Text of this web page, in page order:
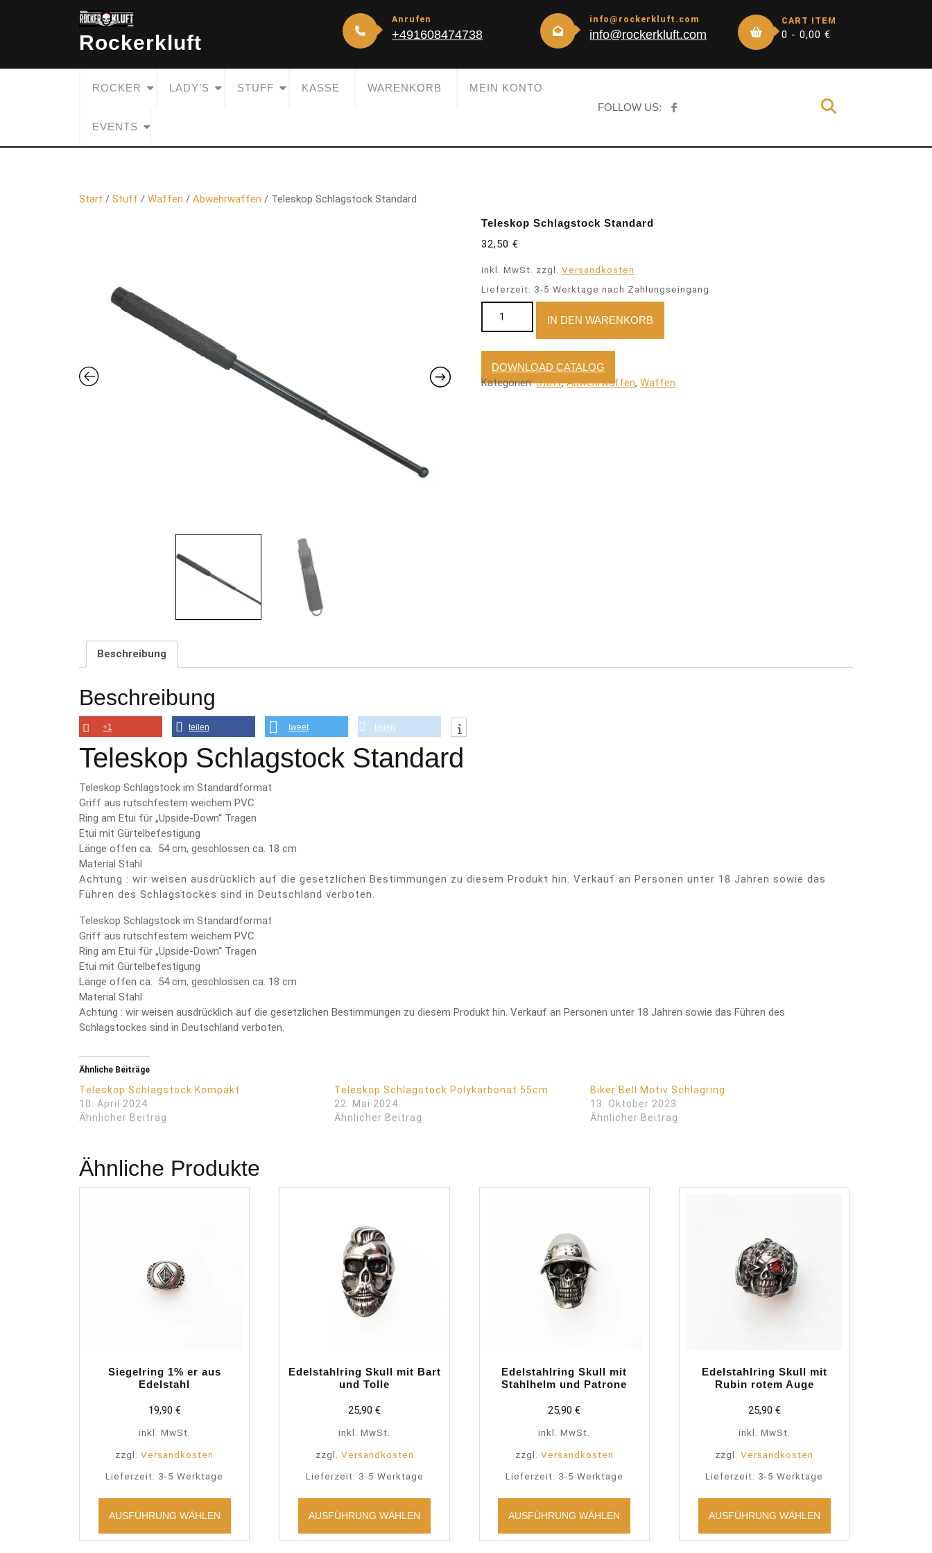
Rockerkluft
Anrufen
+491608474738
info@rockerkluft.com
info@rockerkluft.com
CART ITEM
0 -0,00€
ROCKER LADY’S STUFF KASSE WARENKORB MEIN KONTO
EVENTS
FOLLOW US:
Start / Stuff / Waffen / Abwehrwaffen / Teleskop Schlagstock Standard
Teleskop Schlagstock Standard
32,50€
inkl. MwSt. zzgl.Versandkosten
Lieferzeit: 3-5 Werktage nach Zahlungseingang
IN DEN WARENKORB
DOWNLOAD CATALOG
Kategorien:Stuff,Abwehrwaffen,Waffen
Beschreibung
Beschreibung
+1 teilen tweet teilen
Teleskop Schlagstock Standard
Teleskop Schlagstock im Standardformat
Griff aus rutschfestem weichem PVC
Ring am Etui für „Upside-Down“ Tragen
Etui mit Gürtelbefestigung
Länge offen ca. 54 cm, geschlossen ca. 18 cm
Material Stahl
Achtung : wir weisen ausdrücklich auf die gesetzlichen Bestimmungen zu diesem Produkt hin. Verkauf an Personen unter 18 Jahren sowie das
Führen des Schlagstockes sind in Deutschland verboten.
Teleskop Schlagstock im Standardformat
Griff aus rutschfestem weichem PVC
Ring am Etui für „Upside-Down“ Tragen
Etui mit Gürtelbefestigung
Länge offen ca. 54 cm, geschlossen ca. 18 cm
Material Stahl
Achtung : wir weisen ausdrücklich auf die gesetzlichen Bestimmungen zu diesem Produkt hin. Verkauf an Personen unter 18 Jahren sowie das Führen des
Schlagstockes sind in Deutschland verboten.
Ähnliche Beiträge
Teleskop Schlagstock Kompakt
10. April 2024
Ähnlicher Beitrag
Teleskop Schlagstock Polykarbonat 55cm
22. Mai 2024
Ähnlicher Beitrag
Biker Bell Motiv Schlagring
13. Oktober 2023
Ähnlicher Beitrag
Ähnliche Produkte
Siegelring 1% er aus
Edelstahl
19,90 €
inkl. MwSt.
zzgl.Versandkosten
Lieferzeit: 3-5 Werktage
AUSFÜHRUNG WÄHLEN
Dieses
mehrere
Edelstahlring Skull mit Bart
und Tolle
25,90 €
inkl. MwSt.
zzgl. Versandkosten
Lieferzeit: 3-5 Werktage
AUSFÜHRUNG WÄHLEN
Dieses
mehrere
Edelstahlring Skull mit
Stahlhelm und Patrone
25,90€
inkl. MwSt.
zzgl. Versandkosten
Lieferzeit: 3-5 Werktage
AUSFÜHRUNG WÄHLEN
Dieses
mehrere
Edelstahlring Skull mit
Rubin rotem Auge
25,90 €
inkl. MwSt.
zzgl.Versandkosten
Lieferzeit: 3-5 Werktage
AUSFÜHRUNG WÄHLEN
Dieses
mehrere